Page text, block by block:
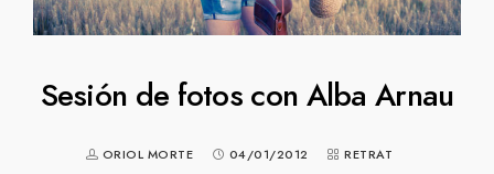
Sesión de fotos con Alba Arnau
ORIOL MORTE 04/01/2012 RETRAT